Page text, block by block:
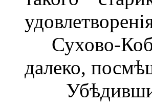
Сухово-
далеко,